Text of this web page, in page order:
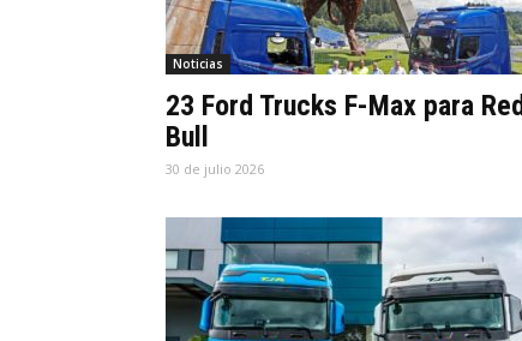
Noticias
23 Ford Trucks F-Max para Red
Bull
30 de julio 2026